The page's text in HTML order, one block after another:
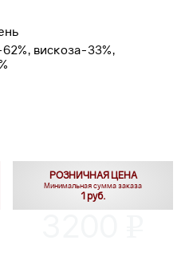
вискоза-33%,
РОЗНИЧНАЯ ЦЕНА
Минимальная сумма заказа
1 руб.